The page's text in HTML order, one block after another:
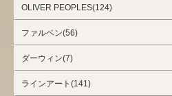
OLIVER PEOPLES(124)
ファルベン(56)
ダーウィン(7)
ラインアート(141)